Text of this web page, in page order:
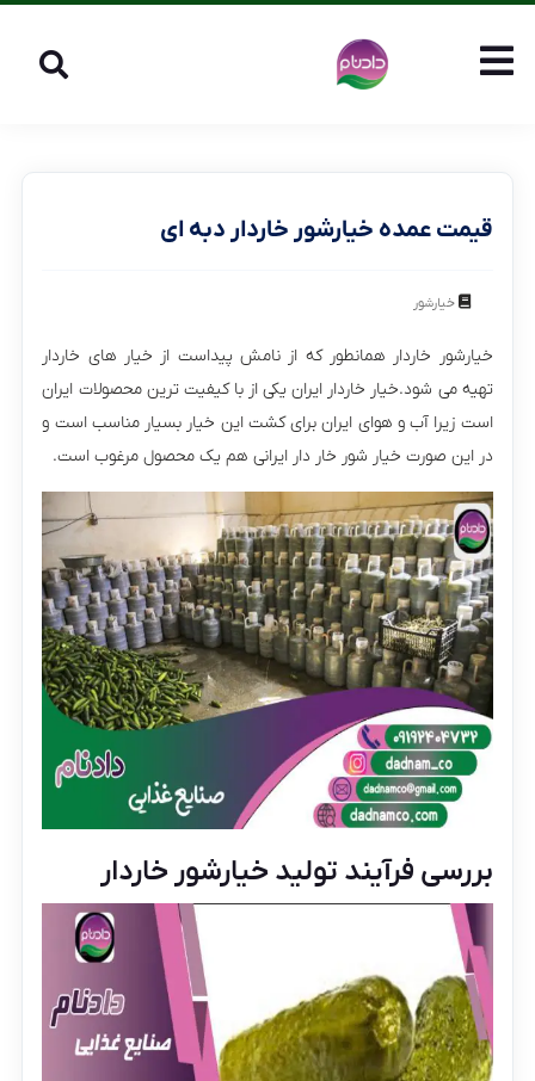
قیمت عمده خیارشور خاردار دبه ای
خیارشور
خیارشور خاردار همانطور که از نامش پیداست از خیار های خاردار
تهیه می شود.خیار خاردار ایران یکی از با کیفیت ترین محصولات ایران
است زیرا آب و هوای ایران برای کشت این خیار بسیار مناسب است و
در این صورت خیار شور خار دار ایرانی هم یک محصول مرغوب است.
بررسی فرآیند تولید خیارشور خاردار